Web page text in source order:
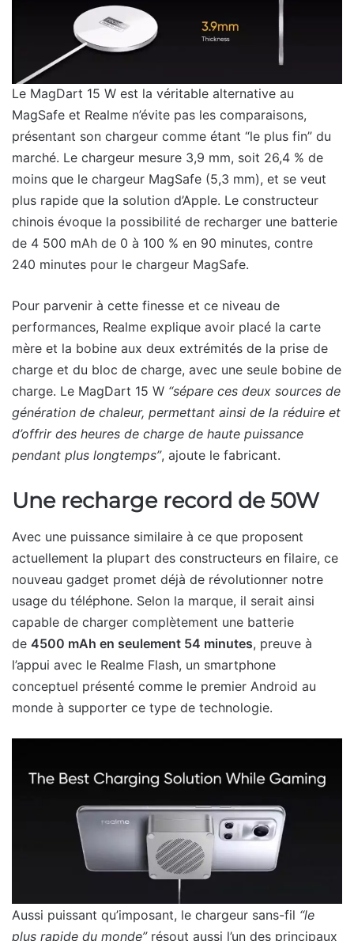
Le MagDart 15 W est la véritable alternative au
MagSafe et Realme n’évite pas les comparaisons,
présentant son chargeur comme étant “le plus fin” du
marché. Le chargeur mesure 3,9 mm, soit 26,4 % de
moins que le chargeur MagSafe (5,3 mm), et se veut
plus rapide que la solution d’Apple. Le constructeur
chinois évoque la possibilité de recharger une batterie
de 4 500 mAh de 0 à 100 % en 90 minutes, contre
240 minutes pour le chargeur MagSafe.
Pour parvenir à cette finesse et ce niveau de
performances, Realme explique avoir placé la carte
mère et la bobine aux deux extrémités de la prise de
charge et du bloc de charge, avec une seule bobine de
charge. Le MagDart 15 W “sépare ces deux sources de
génération de chaleur, permettant ainsi de la réduire et
d’offrir des heures de charge de haute puissance
pendant plus longtemps”, ajoute le fabricant.
Une recharge record de 50W
Avec une puissance similaire à ce que proposent
actuellement la plupart des constructeurs en filaire, ce
nouveau gadget promet déjà de révolutionner notre
usage du téléphone. Selon la marque, il serait ainsi
capable de charger complètement une batterie
de 4500 mAh en seulement 54 minutes, preuve à
l’appui avec le Realme Flash, un smartphone
conceptuel présenté comme le premier Android au
monde à supporter ce type de technologie.
Aussi puissant qu’imposant, le chargeur sans-fil “le
plus rapide du monde”résout aussi l’un des principaux